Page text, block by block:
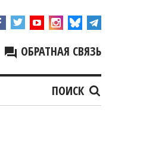
ОБРАТНАЯ СВЯЗЬ
ПОИСК